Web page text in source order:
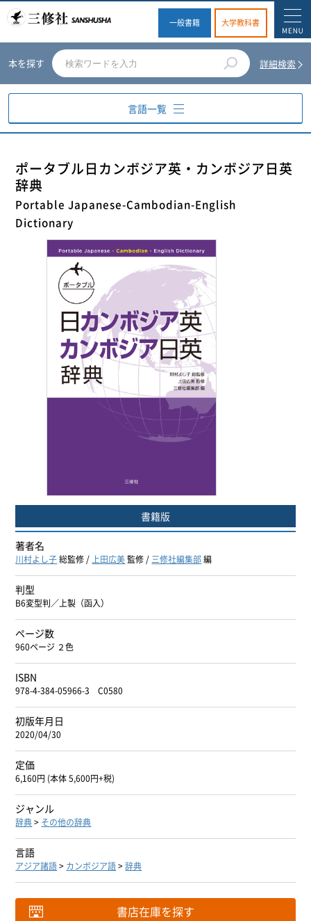
一般書籍 大学教科書
本を探す 詳細検索
言語一覧
ドイツ語
フランス語
スペイン語
イタリア語
ヨーロッパ諸語
韓国・朝鮮語
閉じる
ポータブル日カンボジア英・カンボジア日英
辞典
Portable Japanese-Cambodian-English
Dictionary
書籍版
著者名
川村よし子総監修 /上田広美監修 /三修社編集部編
判型
B6変型判／上製（函入）
ページ数
960ページ ２色
ISBN
978-4-384-05966-3 C0580
初版年月日
2020/04/30
定価
6,160円 (本体 5,600円+税)
ジャンル
辞典> その他の辞典
言語
アジア諸語> カンボジア語>辞典
書店在庫を探す